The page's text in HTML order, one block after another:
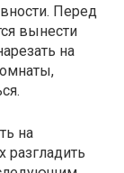
Перед
вынести
на
на
разгладить